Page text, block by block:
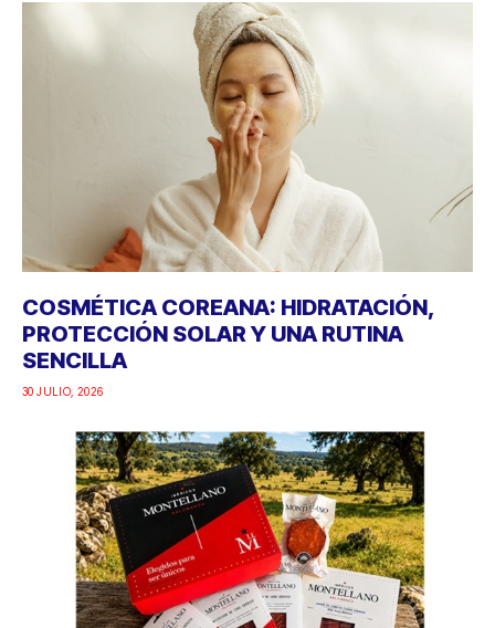
COSMÉTICA COREANA: HIDRATACIÓN,
PROTECCIÓN SOLAR Y UNA RUTINA
SENCILLA
30 JULIO, 2026